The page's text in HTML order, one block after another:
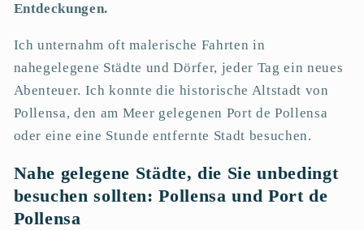
Entdeckungen.
Ich unternahm oft malerische Fahrten in
nahegelegene Städte und Dörfer, jeder Tag ein neues
Abenteuer. Ich konnte die historische Altstadt von
Pollensa, den am Meer gelegenen Port de Pollensa
oder eine eine Stunde entfernte Stadt besuchen.
Nahe gelegene Städte, die Sie unbedingt
besuchen sollten: Pollensa und Port de
Pollensa